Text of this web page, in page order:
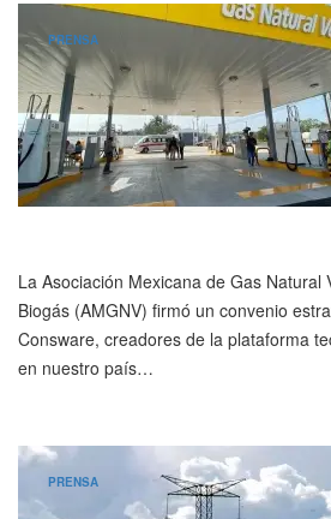
PRENSA
La Asociación Mexicana de Gas Natural
Biogás (AMGNV) firmó un convenio
Consware, creadores de la plataforma
en nuestro país…
PRENSA